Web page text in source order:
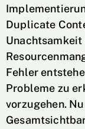
Duplicate
Fehler
Probleme zu
vorzugehen.